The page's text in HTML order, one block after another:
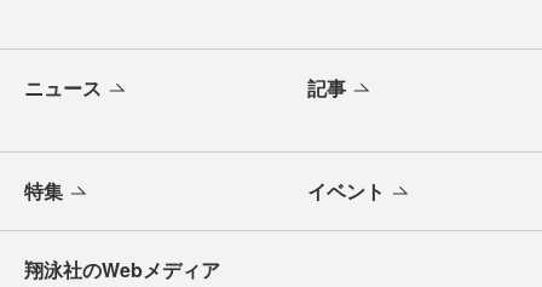
ニュース 記事
特集 イベント
翔泳社のWebメディア